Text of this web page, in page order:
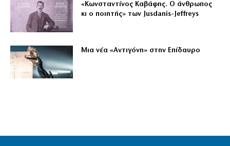
«Κωνσταντίνος Καβάφης. Ο άνθρωπος
κι ο ποιητής» των Jusdanis-Jeffreys
Μια νέα «Αντιγόνη» στην Επίδαυρο